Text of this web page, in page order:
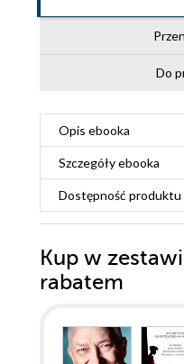
Do
Opis ebooka
Szczegółyebooka
Dostępność produktu
Kup w
rabatem